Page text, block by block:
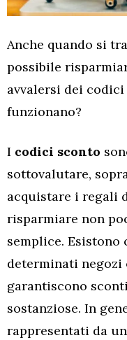
Anche quando si
possibile
avvalersi dei codici
funzionano?
I codici sconto
sottovalutare,
acquistare i regali
risparmiare non
semplice.
determinati negozi
garantiscono
sostanziose. In
rappresentati da